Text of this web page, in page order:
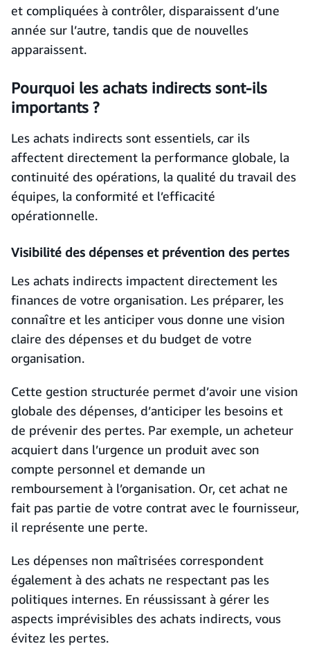
et compliquées à contrôler, disparaissent d’une
année sur l’autre, tandis que de nouvelles
apparaissent.
Pourquoi les achats indirects sont-ils
importants ?
Les achats indirects sont essentiels, car ils
affectent directement la performance globale, la
continuité des opérations, la qualité du travail des
équipes, la conformité et l’efficacité
opérationnelle.
Visibilité des dépenses et prévention des pertes
Les achats indirects impactent directement les
finances de votre organisation. Les préparer, les
connaître et les anticiper vous donne une vision
claire des dépenses et du budget de votre
organisation.
Cette gestion structurée permet d’avoir une vision
globale des dépenses, d’anticiper les besoins et
de prévenir des pertes. Par exemple, un acheteur
acquiert dans l’urgence un produit avec son
compte personnel et demande un
remboursement à l’organisation. Or, cet achat ne
fait pas partie de votre contrat avec le fournisseur,
il représente une perte.
Les dépenses non maîtrisées correspondent
également à des achats ne respectant pas les
politiques internes. En réussissant à gérer les
aspects imprévisibles des achats indirects, vous
évitez les pertes.